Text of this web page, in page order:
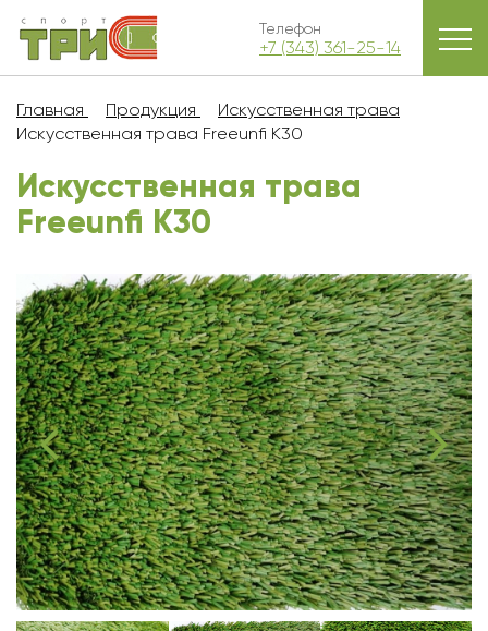
Телефон
+7 (343) 361-25-14
Главная Продукция
Искусственная трава
Искусственная трава Freeunfi K30
Искусственная трава
Freeunfi K30